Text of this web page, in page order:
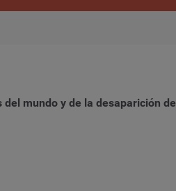
del mundo y de la desaparición de